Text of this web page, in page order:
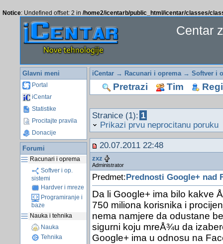
Notice: Undefined offset: 2 in /home2/icentarb/public_html/icentar/classes/
Centar
Glavni meni
Portal
iCentar
Statistike
Procitajte pravila
Donacije
Forumi
Racunari i oprema
Softver i op.
sistemi
Hardver i mreze
Programiranje i
baze
Nauka i tehnika
Nauka
Tehnika
iCentar→ Racunari i oprema→ Softver i
Pretrazi Tim
Stranice (1): 1
Prikazi prvu neprocitanu poruku
20.07.2011 22:48
zxz
Administrator
Predmet: Prednosti Google+ nad
Da li Google+ ima bilo kakve
750 miliona korisnika i
nema namjere da odustane
sigurni koju mreÅ¾u da
Google+ ima u odnosu na